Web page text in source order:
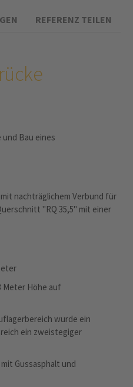
REFERENZ TEILEN
Bau eines
nachträglichem Verbund für
"RQ 35,5" mit einer
Meter Höhe auf
wurde ein
ein zweistegiger
Gussasphalt und